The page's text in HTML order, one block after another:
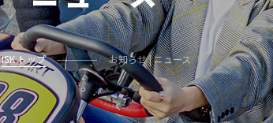
ISK トップ お知らせ | ニュース